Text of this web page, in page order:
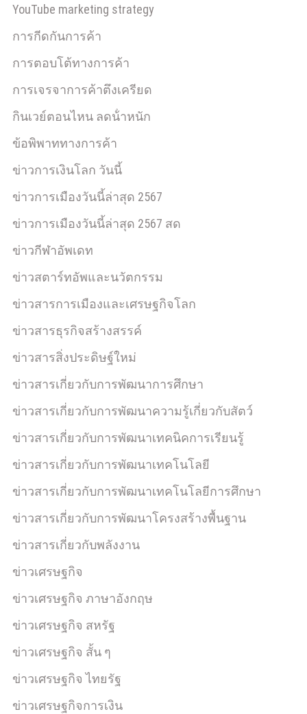
YouTube marketing strategy
การกีดกันการค้า
การตอบโต้ทางการค้า
การเจรจาการค้าตึงเครียด
กินเวย์ตอนไหน ลดน้ําหนัก
ข้อพิพาททางการค้า
ข่าวการเงินโลก วันนี้
ข่าวการเมืองวันนี้ล่าสุด 2567
ข่าวการเมืองวันนี้ล่าสุด 2567 สด
ข่าวกีฬาอัพเดท
ข่าวสตาร์ทอัพและนวัตกรรม
ข่าวสารการเมืองและเศรษฐกิจโลก
ข่าวสารธุรกิจสร้างสรรค์
ข่าวสารสิ่งประดิษฐ์ใหม่
ข่าวสารเกี่ยวกับการพัฒนาการศึกษา
ข่าวสารเกี่ยวกับการพัฒนาความรู้เกี่ยวกับสัตว์
ข่าวสารเกี่ยวกับการพัฒนาเทคนิคการเรียนรู้
ข่าวสารเกี่ยวกับการพัฒนาเทคโนโลยี
ข่าวสารเกี่ยวกับการพัฒนาเทคโนโลยีการศึกษา
ข่าวสารเกี่ยวกับการพัฒนาโครงสร้างพื้นฐาน
ข่าวสารเกี่ยวกับพลังงาน
ข่าวเศรษฐกิจ
ข่าวเศรษฐกิจ ภาษาอังกฤษ
ข่าวเศรษฐกิจ สหรัฐ
ข่าวเศรษฐกิจ สั้น ๆ
ข่าวเศรษฐกิจ ไทยรัฐ
ข่าวเศรษฐกิจการเงิน